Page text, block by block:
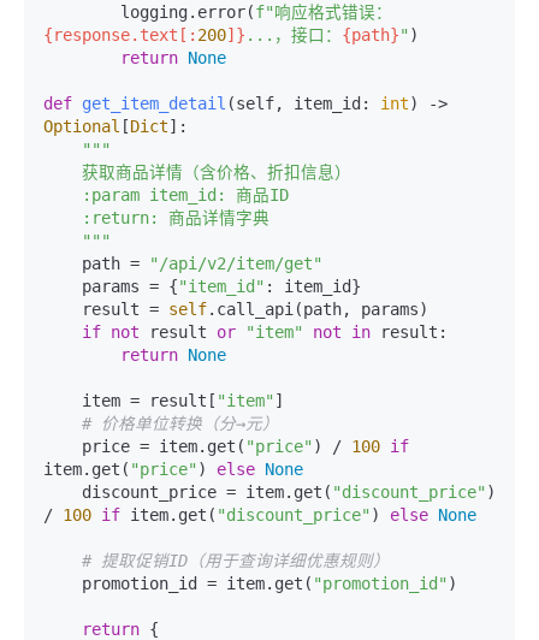
        logging.error(
f"响应格式错误：
{response.text[: 200]} ...，接口： {path}" )
return None
def get_item_detail (self, item_id: int
Optional [Dict]:
"""
    """
    path =
"/api/v2/item/get"
    params = {
"item_id" : item_id}
    result =
self.call_api(path, params)
if not result or "item" not in result:
return None
    item = result[
"item" ]
# 价格单位转换（分→元）
    price = item.get(
"price" ) / 100 if
item.get( "price" ) else None
    discount_price = item.get(
"discount_price" )
/ 100 if item.get( "discount_price" ) else None
# 提取促销ID（用于查询详细优惠规则）
    promotion_id = item.get(
"promotion_id" )
return {